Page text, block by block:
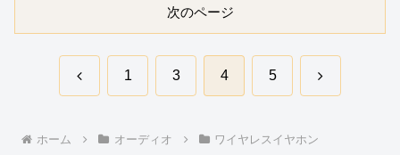
次のページ
前 1 3 4 5 次
ホーム オーディオ ワイヤレスイヤホン